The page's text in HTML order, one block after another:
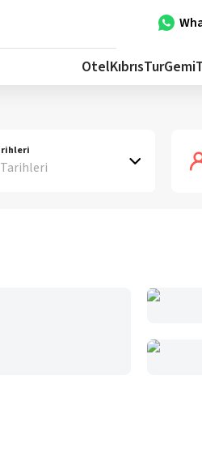
OtelKıbrısTurGemi
Tarihleri